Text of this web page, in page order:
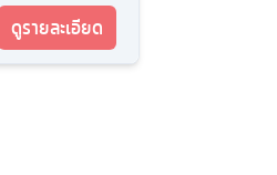
ดูรายละเอียด